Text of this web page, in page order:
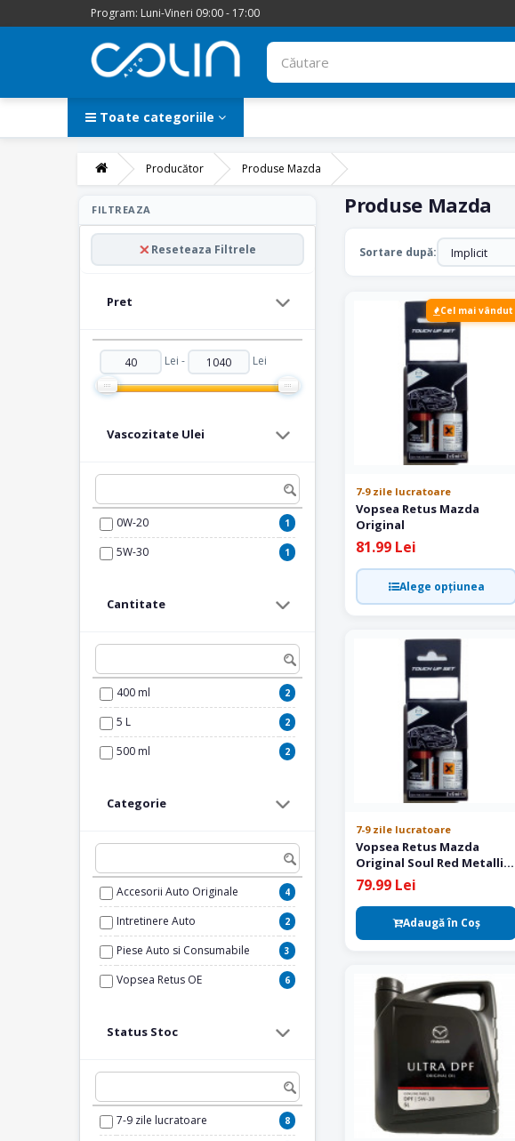
Program: Luni-Vineri 09:00 - 17:00
Toate categoriile
Producător Produse Mazda
FILTREAZA
Reseteaza Filtrele
Pret
Lei - Lei
Vascozitate Ulei
0W-20 1
5W-30 1
Cantitate
400 ml 2
5 L 2
500 ml 2
Categorie
Accesorii Auto Originale 4
Intretinere Auto 2
Piese Auto si Consumabile 3
Vopsea Retus OE 6
Status Stoc
7-9 zile lucratoare 8
Produse Mazda
Sortare după:
Cel mai vândut
7-9 zile lucratoare
Vopsea Retus Mazda
Original
81.99 Lei
Alege opțiunea
7-9 zile lucratoare
Vopsea Retus Mazda
Original Soul Red Metallic
41V
79.99 Lei
Adaugă în Coş